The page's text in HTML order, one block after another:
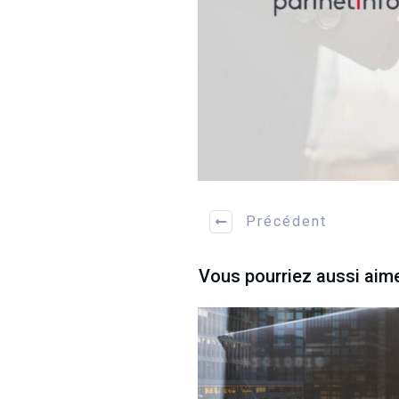
Précédent
Vous pourriez aussi